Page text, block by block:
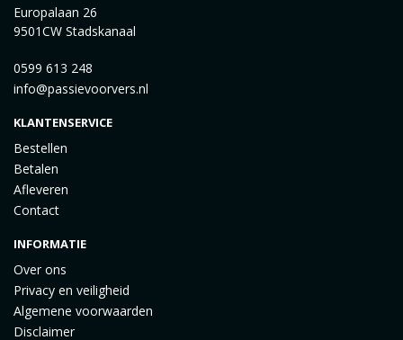
Europalaan 26
9501CW Stadskanaal
0599 613 248
info@passievoorvers.nl
KLANTENSERVICE
Bestellen
Betalen
Afleveren
Contact
INFORMATIE
Over ons
Privacy en veiligheid
Algemene voorwaarden
Disclaimer